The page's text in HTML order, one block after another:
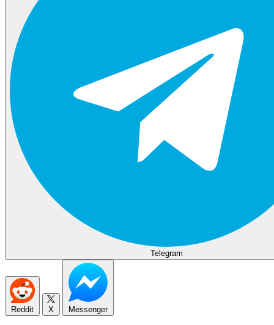
Telegram
Reddit X Messenger